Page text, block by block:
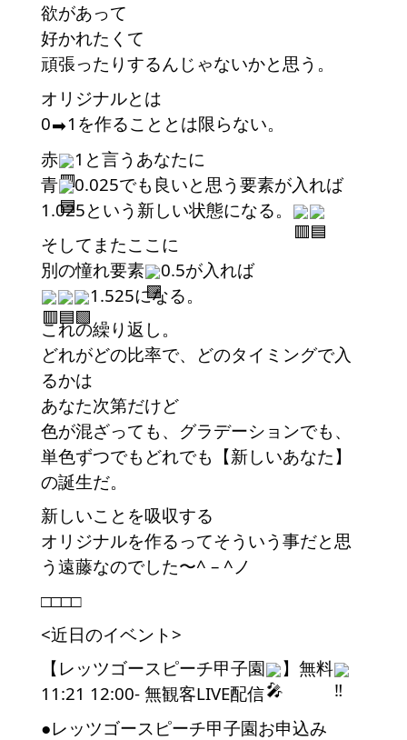
欲があって
好かれたくて
頑張ったりするんじゃないかと思う。
オリジナルとは
0➡︎1を作ることとは限らない。
赤
1と言うあなたに
青
0.025でも良いと思う要素が入れば
1.025という新しい状態になる。
そしてまたここに
別の憧れ要素
0.5が入れば
1.525になる。
これの繰り返し。
どれがどの比率で、どのタイミングで入
るかは
あなた次第だけど
色が混ざっても、グラデーションでも、
単色ずつでもどれでも【新しいあなた】
の誕生だ。
新しいことを吸収する
オリジナルを作るってそういう事だと思
う遠藤なのでした〜^ – ^ノ
□□□□
<近日のイベント>
【レッツゴースピーチ甲子園
】無料
11:21 12:00- 無観客LIVE配信
●レッツゴースピーチ甲子園お申込み